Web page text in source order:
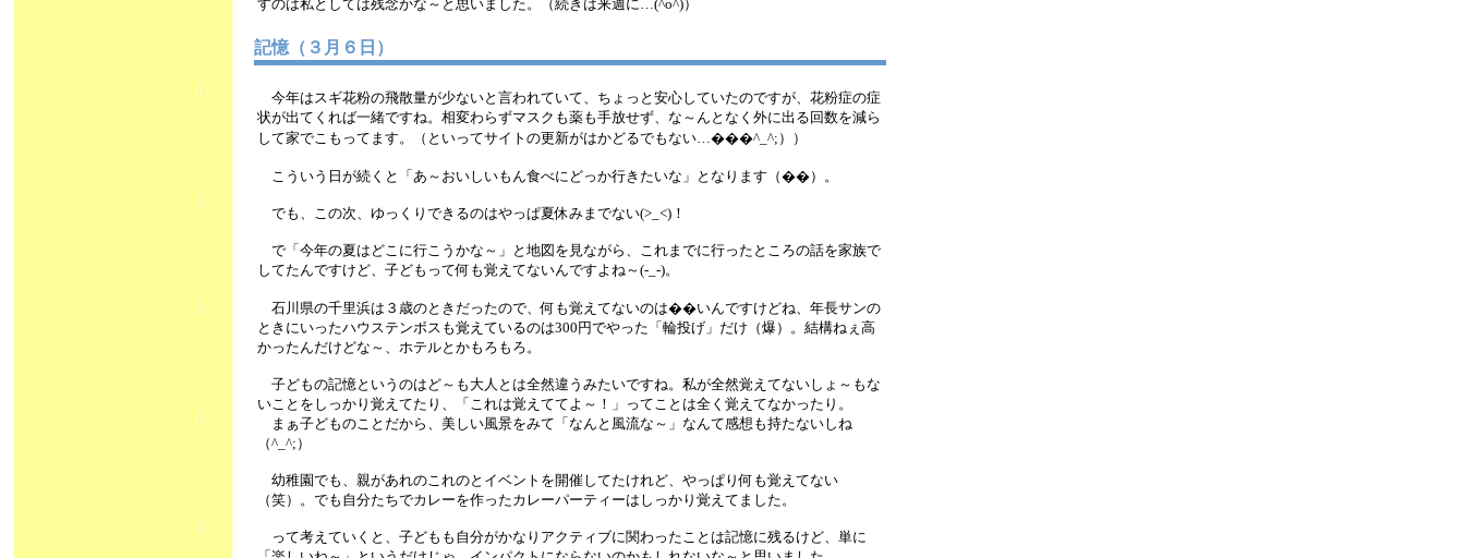
すのは私としては残念かな～と思いました。（続きは来週に…(^o^)）
記憶（３月６日）
今年はスギ花粉の飛散量が少ないと言われていて、ちょっと安心していたのですが、花粉症の症
状が出てくれば一緒ですね。相変わらずマスクも薬も手放せず、な～んとなく外に出る回数を減ら
して家でこもってます。（といってサイトの更新がはかどるでもない…���^_^;））
こういう日が続くと「あ～おいしいもん食べにどっか行きたいな」となります（��）。
でも、この次、ゆっくりできるのはやっぱ夏休みまでない(>_<)！
で「今年の夏はどこに行こうかな～」と地図を見ながら、これまでに行ったところの話を家族で
してたんですけど、子どもって何も覚えてないんですよね～(-_-)。
石川県の千里浜は３歳のときだったので、何も覚えてないのは��いんですけどね、年長サンの
ときにいったハウステンボスも覚えているのは300円でやった「輪投げ」だけ（爆）。結構ねぇ高
かったんだけどな～、ホテルとかもろもろ。
子どもの記憶というのはど～も大人とは全然違うみたいですね。私が全然覚えてないしょ～もな
いことをしっかり覚えてたり、「これは覚えててよ～！」ってことは全く覚えてなかったり。
まぁ子どものことだから、美しい風景をみて「なんと風流な～」なんて感想も持たないしね
（^_^;）
幼稚園でも、親があれのこれのとイベントを開催してたけれど、やっぱり何も覚えてない
（笑）。でも自分たちでカレーを作ったカレーパーティーはしっかり覚えてました。
って考えていくと、子どもも自分がかなりアクティブに関わったことは記憶に残るけど、単に